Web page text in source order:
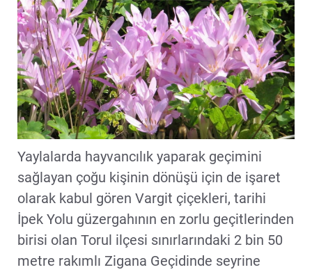
Yaylalarda hayvancılık yaparak geçimini
sağlayan çoğu kişinin dönüşü için de işaret
olarak kabul gören Vargit çiçekleri, tarihi
İpek Yolu güzergahının en zorlu geçitlerinden
birisi olan Torul ilçesi sınırlarındaki 2 bin 50
metre rakımlı Zigana Geçidinde seyrine